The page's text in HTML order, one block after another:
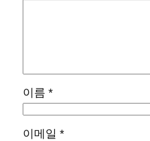
이름 *
이메일 *